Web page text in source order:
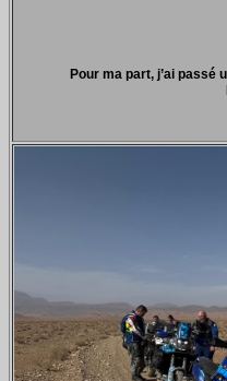
Pour ma part, j’ai